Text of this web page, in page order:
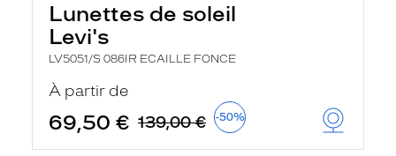
Lunettes de soleil
Levi's
LV5051/S 086IR ECAILLE FONCE
À partir de
69,50 € 139,00 € -50%